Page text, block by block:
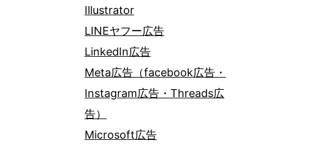
Illustrator
LINEヤフー広告
LinkedIn広告
Meta広告（facebook広告・
Instagram広告・Threads広
告）
Microsoft広告